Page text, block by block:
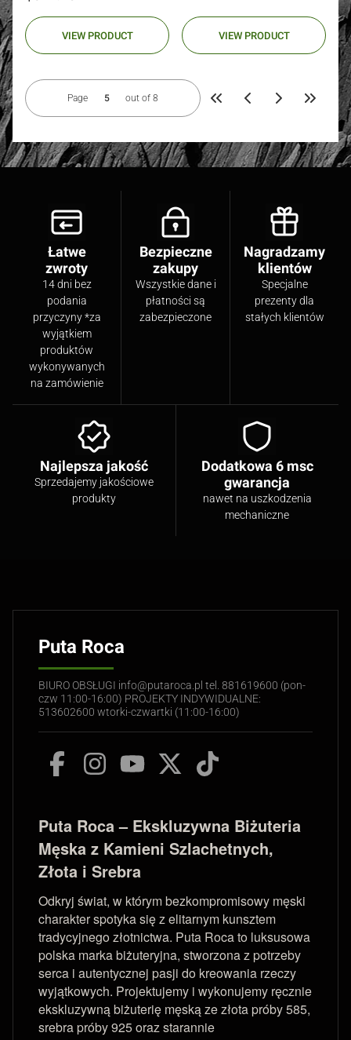
VIEW PRODUCT VIEW PRODUCT
Return to the first product
Page out of 8
Go to
Łatwe
zwroty
14 dni bez
podania
przyczyny *za
wyjątkiem
produktów
wykonywanych
na zamówienie
Bezpieczne
zakupy
Wszystkie dane i
płatności są
zabezpieczone
Nagradzamy
klientów
Specjalne
prezenty dla
stałych klientów
Najlepsza jakość
Sprzedajemy jakościowe
produkty
Dodatkowa 6 msc
gwarancja
nawet na uszkodzenia
mechaniczne
Puta Roca
BIURO OBSŁUGI info@putaroca.pl tel. 881619600 (pon-
czw 11:00-16:00) PROJEKTY INDYWIDUALNE:
513602600 wtorki-czwartki (11:00-16:00)
Puta Roca – Ekskluzywna Biżuteria
Męska z Kamieni Szlachetnych,
Złota i Srebra
Odkryj świat, w którym bezkompromisowy męski
charakter spotyka się z elitarnym kunsztem
tradycyjnego złotnictwa. Puta Roca to luksusowa
polska marka biżuteryjna, stworzona z potrzeby
serca i autentycznej pasji do kreowania rzeczy
wyjątkowych. Projektujemy i wykonujemy ręcznie
ekskluzywną biżuterię męską ze złota próby 585,
srebra próby 925 oraz starannie